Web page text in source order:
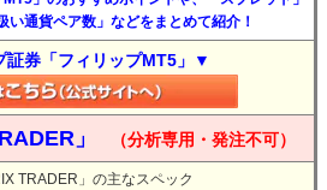
い通貨ペア数」などをまとめて紹介！
証券「フィリップMT5」▼
」 （分析専用・発注不可）
TRADER」の主なスペック